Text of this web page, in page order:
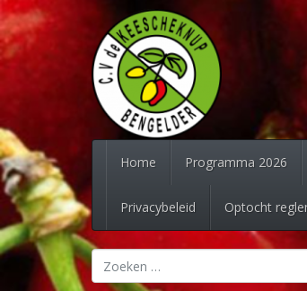
Spring
naar
inhoud
Home Programma 2026
Privacybeleid Optocht
Zoeken
naar: